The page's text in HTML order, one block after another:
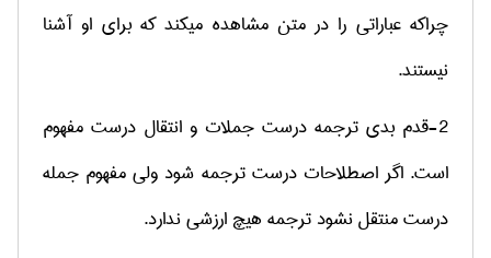
چراکه عباراتی را در متن مشاهده میکند که برای او آشنا
نیستند.
2-قدم بدی ترجمه درست جملات و انتقال درست مفهوم
است. اگر اصطلاحات درست ترجمه شود ولی مفهوم جمله
درست منتقل نشود ترجمه هیچ ارزشی ندارد.